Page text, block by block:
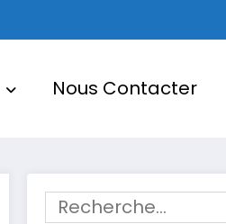
Nous Contacter